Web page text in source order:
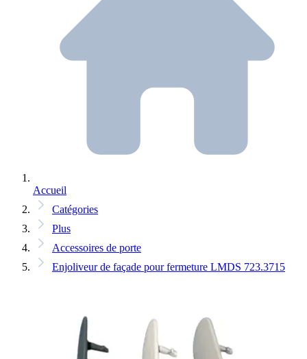
Accueil
Catégories
Plus
Accessoires de porte
Enjoliveur de façade pour fermeture LMDS 723.3715